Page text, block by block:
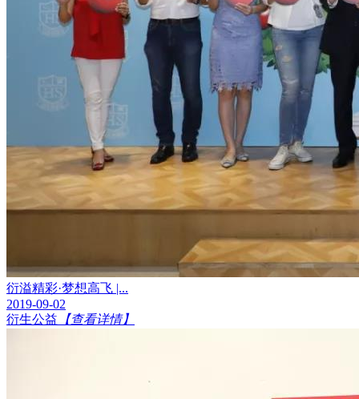
衍溢精彩·梦想高飞 |...
2019-09-02
衍生公益 【查看详情】